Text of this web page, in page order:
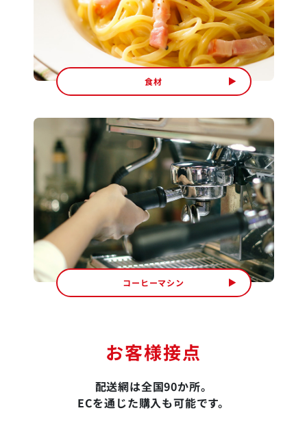
食材
コーヒーマシン
お客様接点
配送網は全国90か所。
ECを通じた購入も可能です。